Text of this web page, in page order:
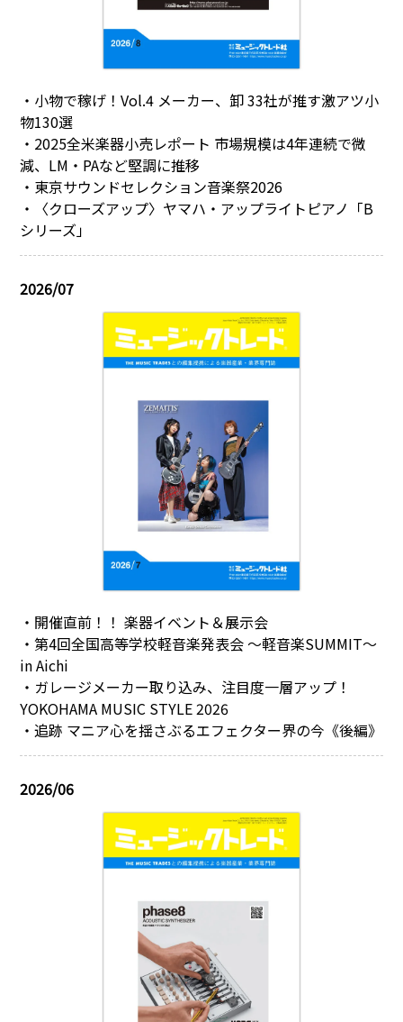
・小物で稼げ！Vol.4 メーカー、卸 33社が推す激アツ小
物130選
・2025全米楽器小売レポート 市場規模は4年連続で微
減、LM・PAなど堅調に推移
・東京サウンドセレクション音楽祭2026
・〈クローズアップ〉ヤマハ・アップライトピアノ「B
シリーズ」
2026/07
・開催直前！！ 楽器イベント＆展示会
・第4回全国高等学校軽音楽発表会 ～軽音楽SUMMIT～
in Aichi
・ガレージメーカー取り込み、注目度一層アップ！
YOKOHAMA MUSIC STYLE 2026
・追跡 マニア心を揺さぶるエフェクター界の今《後編》
2026/06